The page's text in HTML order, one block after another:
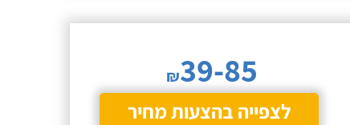
₪39-85
לצפייה בהצעות מחיר